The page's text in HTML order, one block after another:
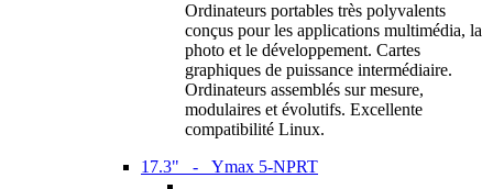
Ordinateurs portables très polyvalents
conçus pour les applications multimédia, la
photo et le développement. Cartes
graphiques de puissance intermédiaire.
Ordinateurs assemblés sur mesure,
modulaires et évolutifs. Excellente
compatibilité Linux.
17.3" - Ymax 5-NPRT